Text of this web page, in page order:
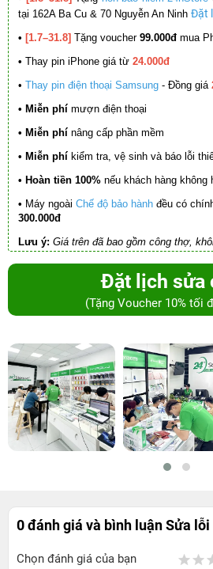
tại 162A Ba Cu & 70 Nguyễn An Ninh Đặt
• [1.7–31.8] Tặng voucher 99.000đ mua
• Thay pin iPhone giá từ 24.000đ
• Thay pin điện thoại Samsung - Đồng giá
• Miễn phí mượn điện thoại
• Miễn phí nâng cấp phần mềm
• Miễn phí kiểm tra, vệ sinh và báo lỗi
• Hoàn tiền 100% nếu khách hàng không
• Máy ngoài Chế độ bảo hành đều có
300.000đ
Lưu ý: Giá trên đã bao gồm công thợ,
Đặt lịch sửa
(Tặng Voucher 10% tối
0 đánh giá và bình luậnSửa lỗi
Chọn đánh giá của bạn